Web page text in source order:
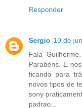
Responder
Sergio 10 de
Fala
Parabéns. E
ficando para
novos tipos de
sony
padrao...